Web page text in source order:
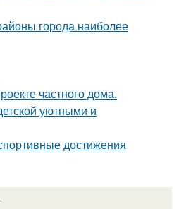
города наиболее
частного дома.
уютными и
достижения